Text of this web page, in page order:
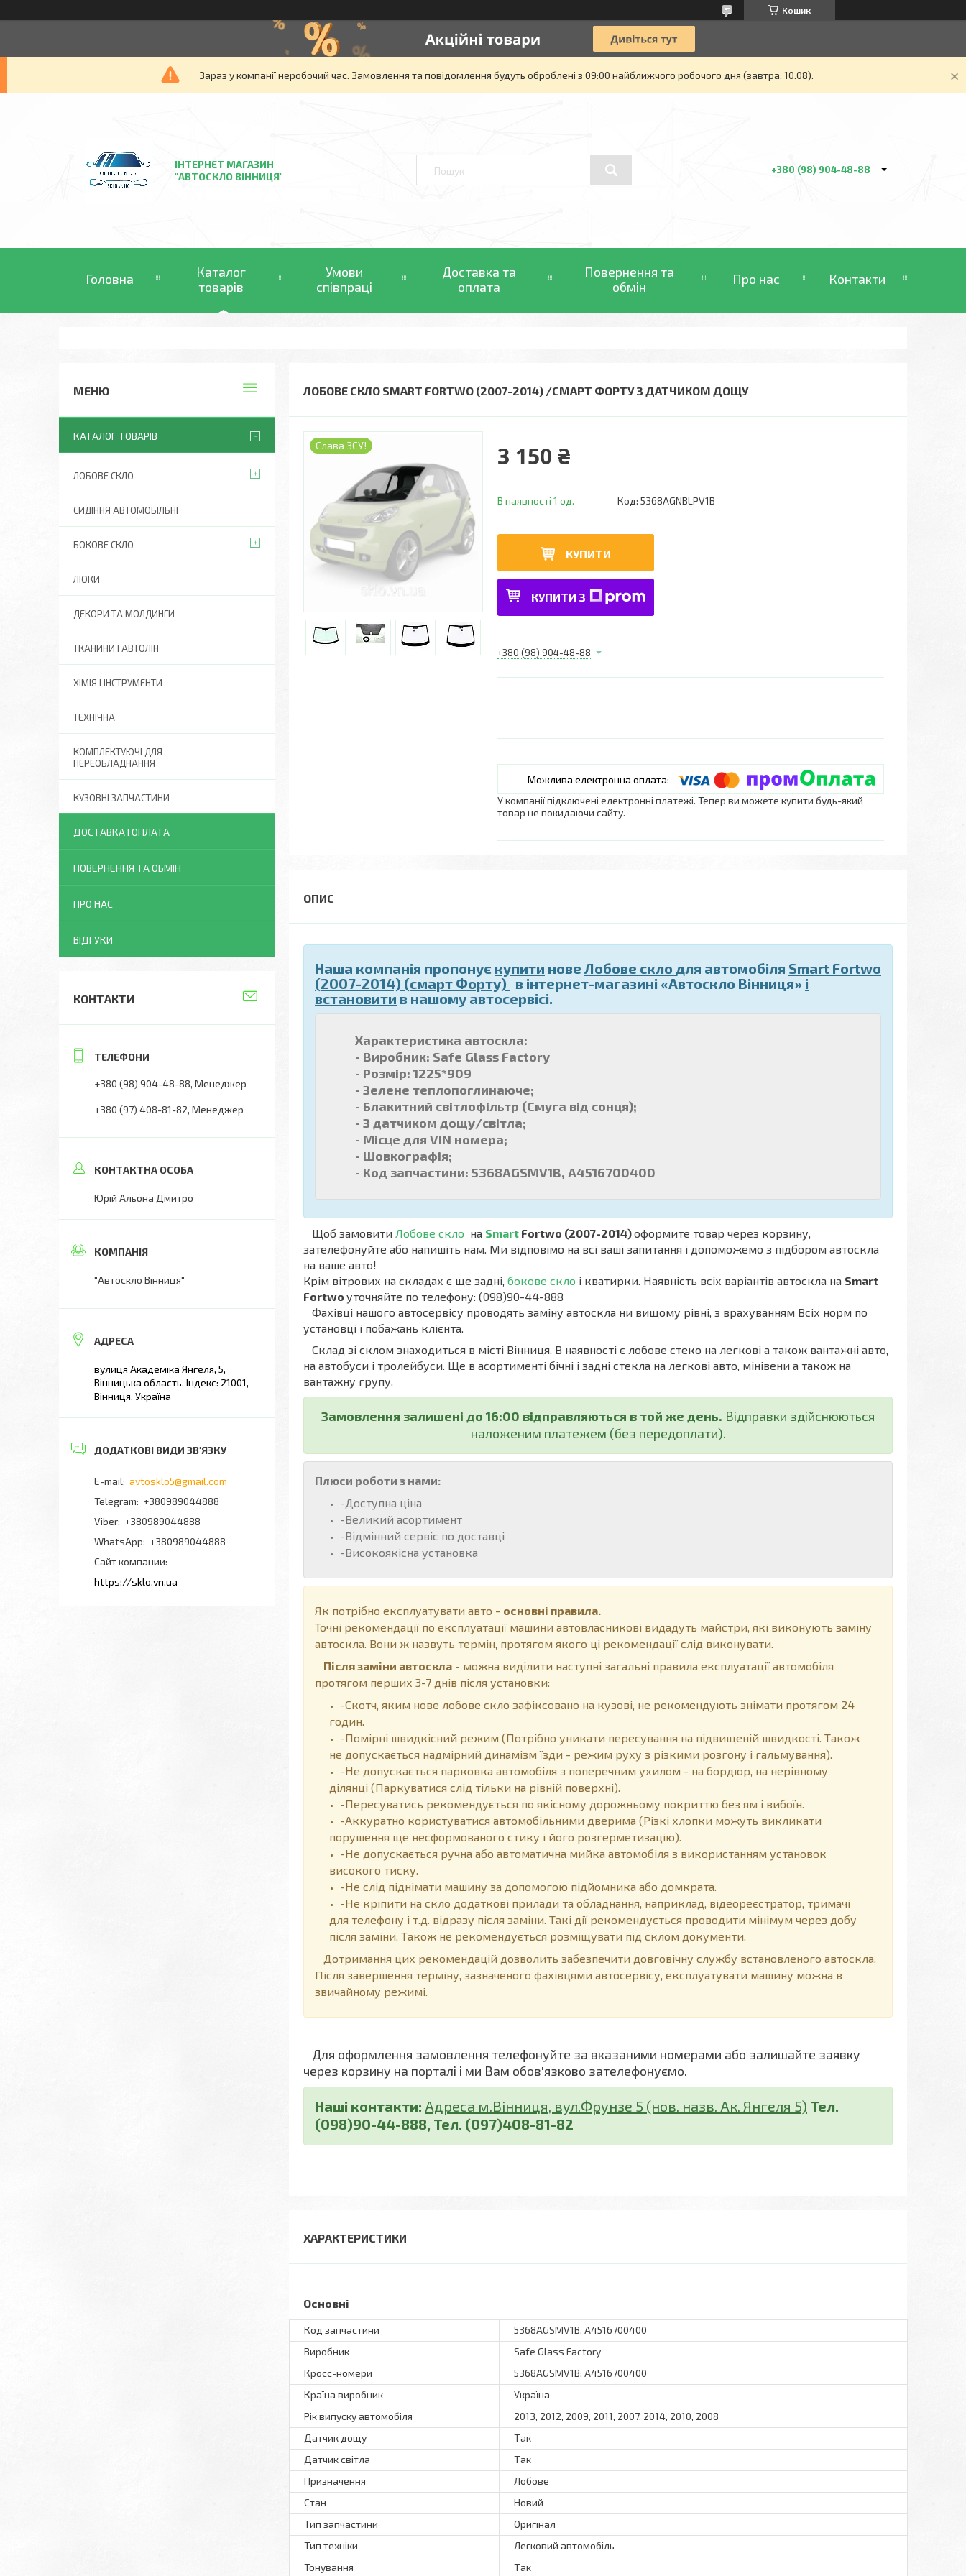
Кошик
Зараз у компанії неробочий час. Замовлення та повідомлення будуть оброблені з 09:00 найближчого робочого дня (завтра, 10.08).
ІНТЕРНЕТ МАГАЗИН
"АВТОСКЛО ВІННИЦЯ"
+380 (98) 904-48-88
Головна
Каталог
товарів
Умови
співпраці
Доставка та
оплата
Повернення та
обмін
Про нас Контакти
ЛОБОВЕ СКЛО SMART FORTWO (2007-2014) /СМАРТ ФОРТУ З ДАТЧИКОМ ДОЩУ
Слава ЗСУ! 3 150 ₴
В наявності 1 од. Код: 5368AGNBLPV1B
КУПИТИ
КУПИТИ З
+380 (98) 904-48-88
У компанії підключені електронні платежі. Тепер ви можете купити будь-який
товар не покидаючи сайту.
Наша компанія пропонує купити нове Лобове скло для автомобіля Smart Fortwo
(2007-2014) (смарт Форту) в інтернет-магазині «Автоскло Вінниця» і
встановити в нашому автосервісі.
Характеристика автоскла:
- Виробник: Safe Glass Factory
- Розмір: 1225*909
- Зелене теплопоглинаюче;
- Блакитний світлофільтр (Смуга від сонця);
- З датчиком дощу/світла;
- Місце для VIN номера;
- Шовкографія;
- Код запчастини: 5368AGSMV1B, A4516700400
Щоб замовити Лобове скло на Smart Fortwo (2007-2014)оформите товар через корзину,
зателефонуйте або напишіть нам. Ми відповімо на всі ваші запитання і допоможемо з підбором автоскла
на ваше авто!
Крім вітрових на складах є ще задні, бокове скло і кватирки. Наявність всіх варіантів автоскла на Smart
Fortwo уточняйте по телефону: (098)90-44-888
Фахівці нашого автосервісу проводять заміну автоскла ни вищому рівні, з врахуванням Всіх норм по
установці і побажань клієнта.
Склад зі склом знаходиться в місті Вінниця. В наявності є лобове стеко на легкові а також вантажні авто,
на автобуси і тролейбуси. Ще в асортименті бічні і задні стекла на легкові авто, мінівени а також на
вантажну групу.
Замовлення залишені до 16:00 відправляються в той же день. Відправки здійснюються
наложеним платежем (без передоплати).
Плюси роботи з нами:
-Доступна ціна
-Великий асортимент
-Відмінний сервіс по доставці
-Високоякісна установка
Як потрібно експлуатувати авто - основні правила.
Точні рекомендації по експлуатації машини автовласникові видадуть майстри, які виконують заміну
автоскла. Вони ж назвуть термін, протягом якого ці рекомендації слід виконувати.
Після заміни автоскла - можна виділити наступні загальні правила експлуатації автомобіля
протягом перших 3-7 днів після установки:
-Скотч, яким нове лобове скло зафіксовано на кузові, не рекомендують знімати протягом 24
годин.
-Помірні швидкісний режим (Потрібно уникати пересування на підвищеній швидкості. Також
не допускається надмірний динамізм їзди - режим руху з різкими розгону і гальмування).
-Не допускається парковка автомобіля з поперечним ухилом - на бордюр, на нерівному
ділянці (Паркуватися слід тільки на рівній поверхні).
-Пересуватись рекомендується по якісному дорожньому покриттю без ям і вибоїн.
-Аккуратно користуватися автомобільними дверима (Різкі хлопки можуть викликати
порушення ще несформованого стику і його розгерметизацію).
-Не допускається ручна або автоматична мийка автомобіля з використанням установок
високого тиску.
-Не слід піднімати машину за допомогою підйомника або домкрата.
-Не кріпити на скло додаткові прилади та обладнання, наприклад, відеореєстратор, тримачі
для телефону і т.д. відразу після заміни. Такі дії рекомендується проводити мінімум через добу
після заміни. Також не рекомендується розміщувати під склом документи.
Дотримання цих рекомендацій дозволить забезпечити довговічну службу встановленого автоскла.
Після завершення терміну, зазначеного фахівцями автосервісу, експлуатувати машину можна в
звичайному режимі.
Для оформлення замовлення телефонуйте за вказаними номерами або залишайте заявку
через корзину на порталі і ми Вам обов'язково зателефонуємо.
Наші контакти: Адреса м.Вінниця, вул.Фрунзе 5 (нов. назв. Ак. Янгеля 5) Тел.
(098)90-44-888, Тел. (097)408-81-82
ХАРАКТЕРИСТИКИ
Основні
Код запчастини
5368AGSMV1B, A4516700400
Виробник
Safe Glass Factory
Кросс-номери
5368AGSMV1B; A4516700400
Країна виробник
Україна
Рік випуску автомобіля
2013, 2012, 2009, 2011, 2007, 2014, 2010, 2008
Датчик дощу
Так
Датчик світла
Так
Призначення
Лобове
Стан
Новий
Тип запчастини
Оригінал
Тип техніки
Легковий автомобіль
Тонування
Так
КАТАЛОГ ТОВАРІВ
ЛОБОВЕ СКЛО
СИДІННЯ АВТОМОБІЛЬНІ
БОКОВЕ СКЛО
ЛЮКИ
ДЕКОРИ ТА МОЛДИНГИ
ТКАНИНИ І АВТОЛІН
ХІМІЯ І ІНСТРУМЕНТИ
ТЕХНІЧНА
КОМПЛЕКТУЮЧІ ДЛЯ
ПЕРЕОБЛАДНАННЯ
КУЗОВНІ ЗАПЧАСТИНИ
ДОСТАВКА І ОПЛАТА
ПОВЕРНЕННЯ ТА ОБМІН
ПРО НАС
ВІДГУКИ
КОНТАКТИ
+380 (98) 904-48-88 Менеджер
+380 (97) 408-81-82 Менеджер
Юрій Альона Дмитро
"Автоскло Вінниця"
вулиця Академіка Янгеля, 5,
Вінницька область, Індекс: 21001,
Вінниця, Україна
avtosklo5@gmail.com
+380989044888
+380989044888
+380989044888
Сайт компании
https://sklo.vn.ua